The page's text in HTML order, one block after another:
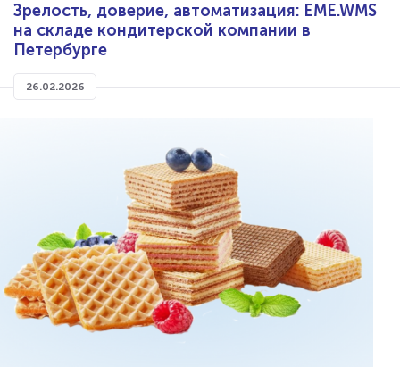
Зрелость, доверие, автоматизация: EME.WMS
на складе кондитерской компании в
Петербурге
26.02.2026
ТЕХНОЛОГИИ И ОБОРУДОВАНИЕ
БАЗА ЗНАНИЙ
КОНТАКТЫ